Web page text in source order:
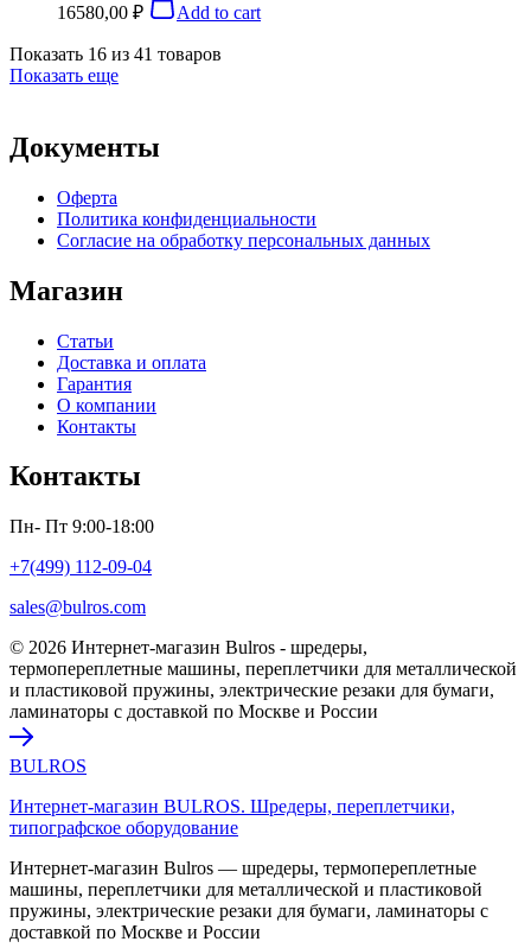
16580,00 ₽ Add to cart
Показать 16 из 41 товаров
Показать еще
Документы
Оферта
Политика конфиденциальности
Согласие на обработку персональных данных
Магазин
Статьи
Доставка и оплата
Гарантия
О компании
Контакты
Контакты
Пн- Пт 9:00-18:00
+7(499) 112-09-04
sales@bulros.com
© 2026 Интернет-магазин Bulros - шредеры,
термопереплетные машины, переплетчики для металлической
и пластиковой пружины, электрические резаки для бумаги,
ламинаторы с доставкой по Москве и России
BULROS
Интернет-магазин BULROS. Шредеры, переплетчики,
типографское оборудование
Интернет-магазин Bulros — шредеры, термопереплетные
машины, переплетчики для металлической и пластиковой
пружины, электрические резаки для бумаги, ламинаторы с
доставкой по Москве и России